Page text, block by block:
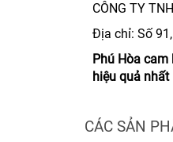
CÔNG TY
Địa chỉ: Số
Phú Hòa
hiệu quả nhất
CÁC SẢN